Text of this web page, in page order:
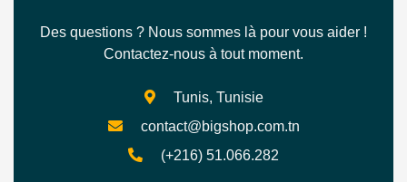
Des questions ? Nous sommes là pour vous aider !
Contactez-nous à tout moment.
Tunis, Tunisie
contact@bigshop.com.tn
(+216) 51.066.282